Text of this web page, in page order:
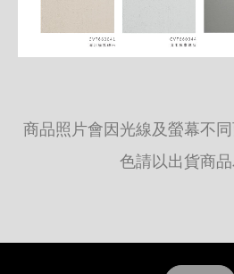
商品照片會因光線及螢幕不
色請以出貨商品